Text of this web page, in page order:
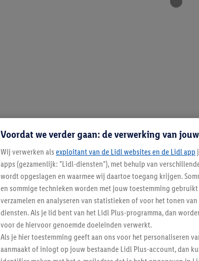
Voordat we verder gaan: de verwerking van
Wij verwerken als exploitant van de Lidl websites en de Lidl app
apps (gezamenlijk: "Lidl-diensten"), met behulp van
wordt opgeslagen en waarmee wij daartoe toegang krijgen.
en sommige technieken worden met jouw toestemming
verzamelen en analyseren van statistieken of voor het tonen
diensten. Als je lid bent van het Lidl Plus-programma, dan
voor de hiervoor genoemde doeleinden verwerkt.
Als je hier toestemming geeft aan ons voor het personaliseren
aanmaakt of inlogt op jouw bestaande Lidl Plus-account, dan